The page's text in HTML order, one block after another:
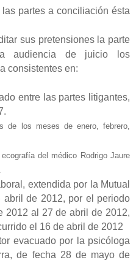
partes a conciliación ésta
sus pretensiones la parte
audiencia de juicio los
consistentes en:
entre las partes litigantes,
de los meses de enero, febrero,
del médico Rodrigo Jaure
extendida por la Mutual
de 2012, por el periodo
2012 al 27 de abril de 2012,
el 16 de abril de 2012
evacuado por la psicóloga
de fecha 28 de mayo de